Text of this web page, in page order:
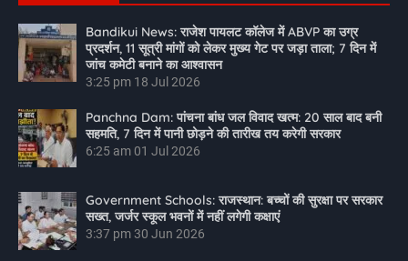
Bandikui News: राजेश पायलट कॉलेज में ABVP का उग्र
प्रदर्शन, 11 सूत्री मांगों को लेकर मुख्य गेट पर जड़ा ताला; 7 दिन में
जांच कमेटी बनाने का आश्वासन
3:25 pm 18 Jul 2026
Panchna Dam: पांचना बांध जल विवाद खत्म: 20 साल बाद बनी
सहमति, 7 दिन में पानी छोड़ने की तारीख तय करेगी सरकार
6:25 am 01 Jul 2026
Government Schools: राजस्थान: बच्चों की सुरक्षा पर सरकार
सख्त, जर्जर स्कूल भवनों में नहीं लगेगी कक्षाएं
3:37 pm30 Jun 2026